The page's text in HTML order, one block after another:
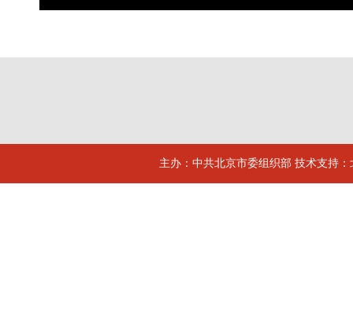
主办：中共北京市委组织部 技术支持